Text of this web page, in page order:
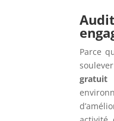
Parce
gratuit